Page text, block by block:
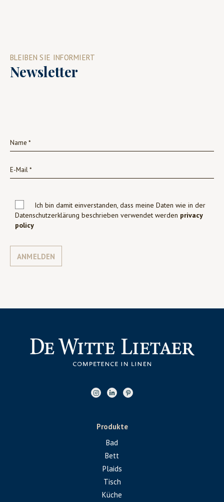
BLEIBEN SIE INFORMIERT
Newsletter
Ich bin damit einverstanden, dass meine Daten wie in der
Datenschutzerklärung beschrieben verwendet werden privacy
policy
ANMELDEN
Produkte
Bad
Bett
Plaids
Tisch
Küche